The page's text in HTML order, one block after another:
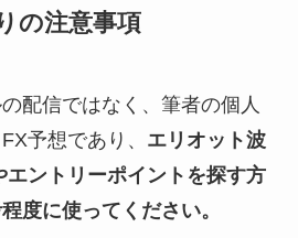
の注意事項
配信ではなく、筆者の個人
予想であり、 エリオット波
ントリーポイントを探す方
度に使ってください。